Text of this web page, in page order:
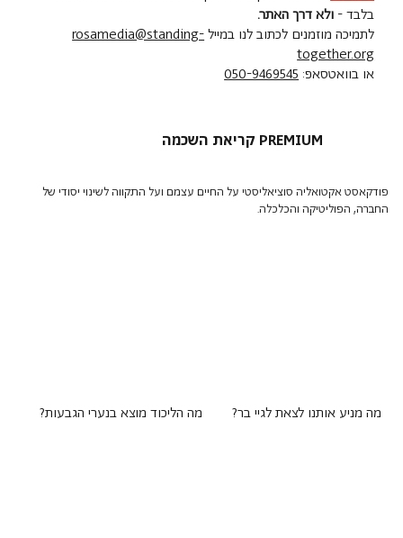
בלבד - ולא דרך האתר.
לתמיכה מוזמנים לכתוב לנו במיילrosamedia@standing-
together.org
או בוואטסאפ: 050-9469545
קריאת השכמה PREMIUM
פודקאסט אקטואליה סוציאליסטי על החיים עצמם ועל התקווה לשינוי יסודי של
החברה, הפוליטיקה והכלכלה.
מה מניע אותנו לצאת לגיי בר? מה הליכוד מוצא בנערי הגבעות?